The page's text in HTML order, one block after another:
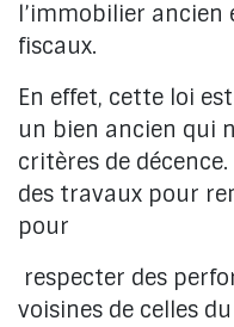
l’immobilier ancien
fiscaux.
En effet, cette loi
un bien ancien qui
critères de
des travaux pour
pour
respecter des
voisines de celles